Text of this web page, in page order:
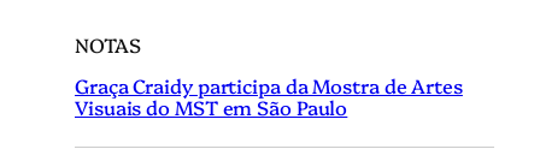
NOTAS
Graça Craidy participa da Mostra de Artes
Visuais do MST em São Paulo